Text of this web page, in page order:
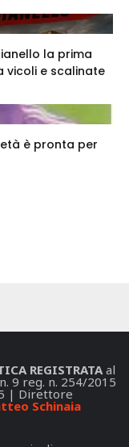
la prima
vicoli e scalinate
è pronta per
REGISTRATAal
n. 9 reg. n. 254/2015
| Direttore
Schinaia